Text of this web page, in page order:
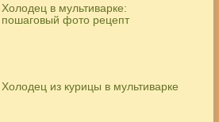
Холодец в мультиварке:
пошаговый фото рецепт
Холодец из курицы в мультиварке